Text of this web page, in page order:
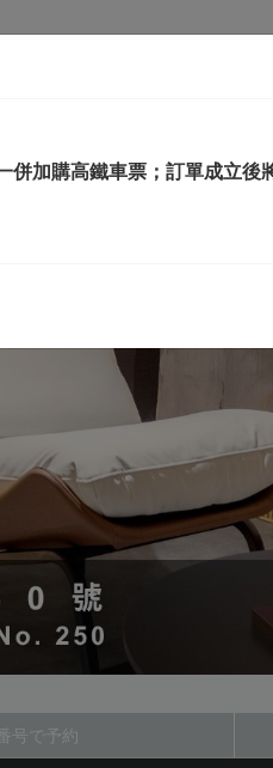
号で予約
加購高鐵車票；訂單成立後